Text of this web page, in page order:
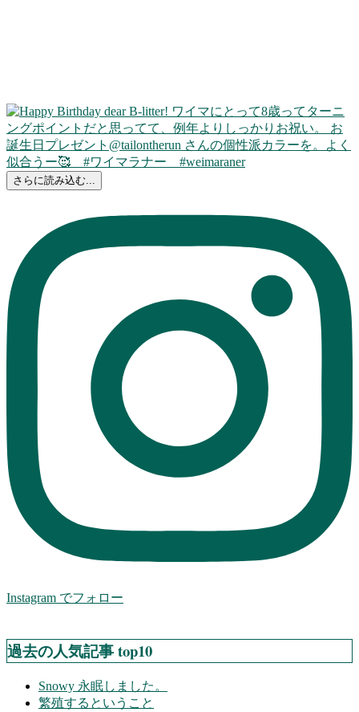
さらに読み込む...
Instagram でフォロー
過去の人気記事 top10
Snowy 永眠しました。
繁殖するということ